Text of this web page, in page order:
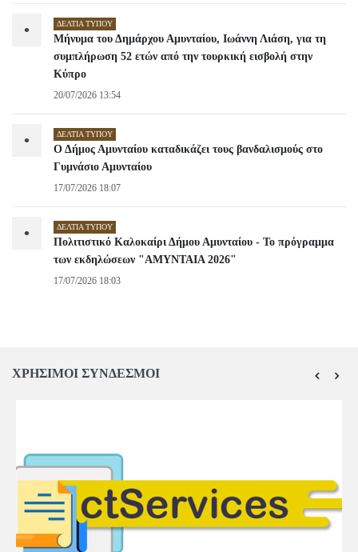
• ΔΕΛΤΊΑ ΤΎΠΟΥ
Μήνυμα του Δημάρχου Αμυνταίου, Ιωάννη Λιάση, για τη
συμπλήρωση 52 ετών από την τουρκική εισβολή στην
Κύπρο
20/07/2026 13:54
• ΔΕΛΤΊΑ ΤΎΠΟΥ
Ο Δήμος Αμυνταίου καταδικάζει τους βανδαλισμούς στο
Γυμνάσιο Αμυνταίου
17/07/2026 18:07
• ΔΕΛΤΊΑ ΤΎΠΟΥ
Πολιτιστικό Καλοκαίρι Δήμου Αμυνταίου - Το πρόγραμμα
των εκδηλώσεων "ΑΜΥΝΤΑΙΑ 2026"
17/07/2026 18:03
ΧΡΗΣΙΜΟΙ ΣΥΝΔΕΣΜΟΙ